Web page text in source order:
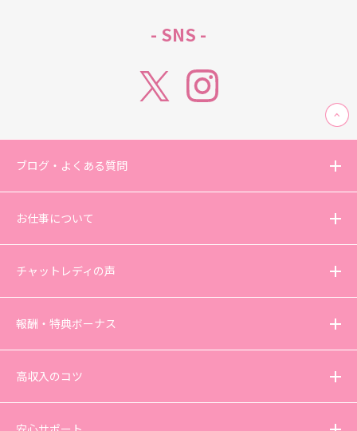
- SNS -
ブログ・よくある質問
お仕事について
チャットレディの声
報酬・特典ボーナス
高収入のコツ